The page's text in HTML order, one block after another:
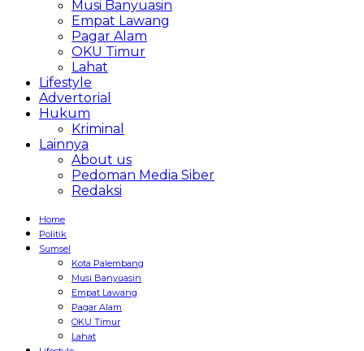
Musi Banyuasin
Empat Lawang
Pagar Alam
OKU Timur
Lahat
Lifestyle
Advertorial
Hukum
Kriminal
Lainnya
About us
Pedoman Media Siber
Redaksi
Home
Politik
Sumsel
Kota Palembang
Musi Banyuasin
Empat Lawang
Pagar Alam
OKU Timur
Lahat